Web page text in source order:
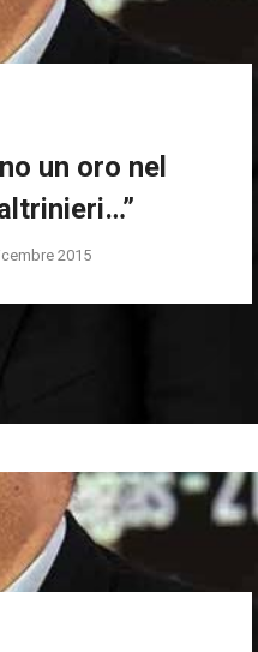
un oro nel
2015